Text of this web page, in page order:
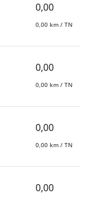
0,00
0,00 km / TN
0,00
0,00 km / TN
0,00
0,00 km / TN
0,00